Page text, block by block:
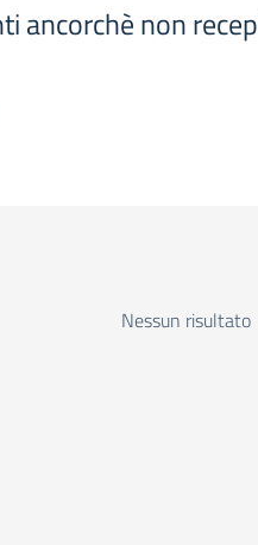
ancorchè non
Nessun risultato